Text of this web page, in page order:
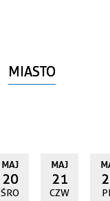
MIASTO
MAJ
20
ŚRO
MAJ
21
CZW